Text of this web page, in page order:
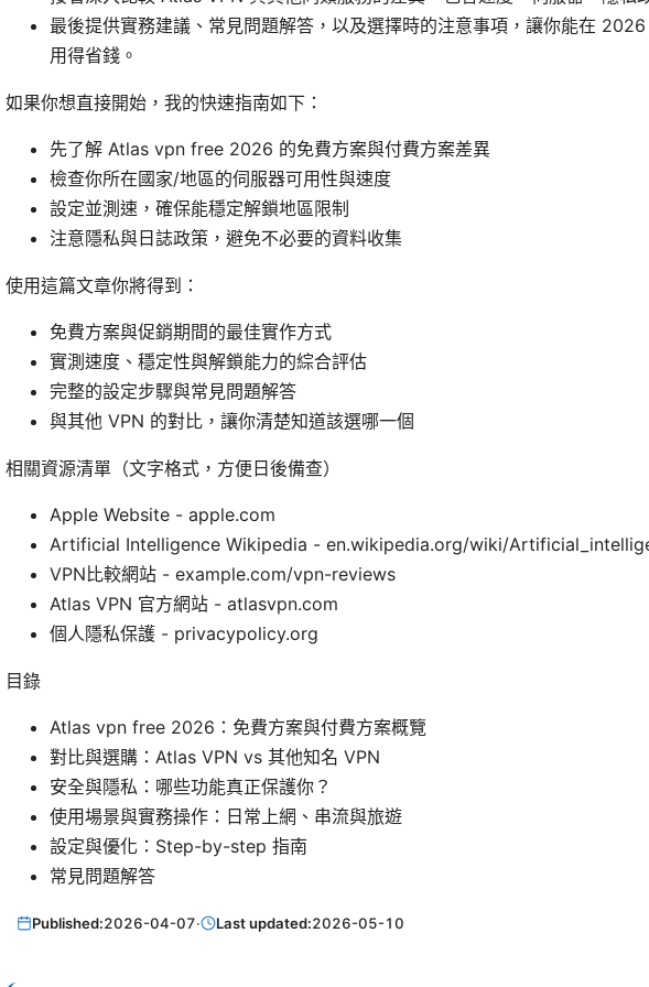
最後提供實務建議、常見問題解答，以及選擇時的注意事項，讓你能在 2026
用得省錢。
如果你想直接開始，我的快速指南如下：
先了解 Atlas vpn free 2026 的免費方案與付費方案差異
檢查你所在國家/地區的伺服器可用性與速度
設定並測速，確保能穩定解鎖地區限制
注意隱私與日誌政策，避免不必要的資料收集
使用這篇文章你將得到：
免費方案與促銷期間的最佳實作方式
實測速度、穩定性與解鎖能力的綜合評估
完整的設定步驟與常見問題解答
與其他 VPN 的對比，讓你清楚知道該選哪一個
相關資源清單（文字格式，方便日後備查）
Apple Website - apple.com
Artificial Intelligence Wikipedia - en.wikipedia.org/wiki/
VPN比較網站 - example.com/vpn-reviews
Atlas VPN 官方網站 - atlasvpn.com
個人隱私保護 - privacypolicy.org
目錄
Atlas vpn free 2026：免費方案與付費方案概覽
對比與選購：Atlas VPN vs 其他知名 VPN
安全與隱私：哪些功能真正保護你？
使用場景與實務操作：日常上網、串流與旅遊
設定與優化：Step-by-step 指南
常見問題解答
Published:2026-04-07· Last updated:2026-05-10